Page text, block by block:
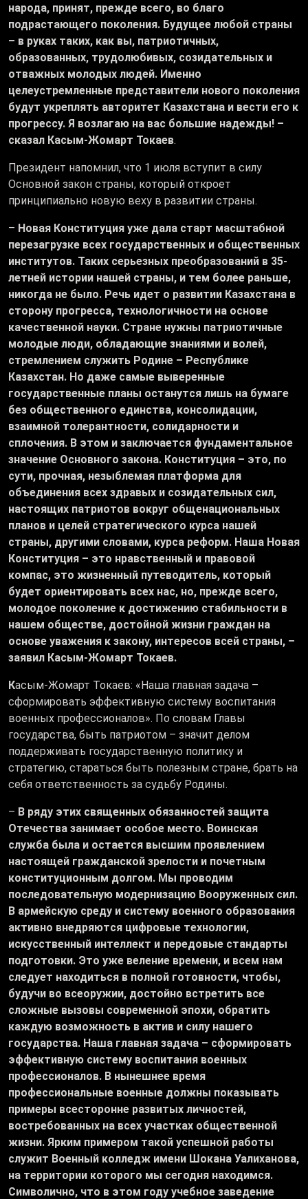
народа, принят, прежде всего, во благо
подрастающего поколения. Будущее любой страны
– в руках таких, как вы, патриотичных,
образованных, трудолюбивых, созидательных и
отважных молодых людей. Именно
целеустремленные представители нового поколения
будут укреплять авторитет Казахстана и вести его к
прогрессу. Я возлагаю на вас большие надежды! –
сказал Касым-Жомарт Токаев.
Президент напомнил, что 1 июля вступит в силу
Основной закон страны, который откроет
принципиально новую веху в развитии страны.
– Новая Конституция уже дала старт масштабной
перезагрузке всех государственных и общественных
институтов. Таких серьезных преобразований в 35-
летней истории нашей страны, и тем более раньше,
никогда не было. Речь идет о развитии Казахстана в
сторону прогресса, технологичности на основе
качественной науки. Стране нужны патриотичные
молодые люди, обладающие знаниями и волей,
стремлением служить Родине – Республике
Казахстан. Но даже самые выверенные
государственные планы останутся лишь на бумаге
без общественного единства, консолидации,
взаимной толерантности, солидарности и
сплочения. В этом и заключается фундаментальное
значение Основного закона. Конституция – это, по
сути, прочная, незыблемая платформа для
объединения всех здравых и созидательных сил,
настоящих патриотов вокруг общенациональных
планов и целей стратегического курса нашей
страны, другими словами, курса реформ. Наша Новая
Конституция – это нравственный и правовой
компас, это жизненный путеводитель, который
будет ориентировать всех нас, но, прежде всего,
молодое поколение к достижению стабильности в
нашем обществе, достойной жизни граждан на
основе уважения к закону, интересов всей страны, –
заявил Касым-Жомарт Токаев.
Касым-Жомарт Токаев: «Наша главная задача –
сформировать эффективную систему воспитания
военных профессионалов». По словам Главы
государства, быть патриотом – значит делом
поддерживать государственную политику и
стратегию, стараться быть полезным стране, брать на
себя ответственность за судьбу Родины.
– В ряду этих священных обязанностей защита
Отечества занимает особое место. Воинская
служба была и остается высшим проявлением
настоящей гражданской зрелости и почетным
конституционным долгом. Мы проводим
последовательную модернизацию Вооруженных сил.
В армейскую среду и систему военного образования
активно внедряются цифровые технологии,
искусственный интеллект и передовые стандарты
подготовки. Это уже веление времени, и всем нам
следует находиться в полной готовности, чтобы,
будучи во всеоружии, достойно встретить все
сложные вызовы современной эпохи, обратить
каждую возможность в актив и силу нашего
государства. Наша главная задача – сформировать
эффективную систему воспитания военных
профессионалов. В нынешнее время
профессиональные военные должны показывать
примеры всесторонне развитых личностей,
востребованных на всех участках общественной
жизни. Ярким примером такой успешной работы
служит Военный колледж имени Шокана Уалиханова,
на территории которого мы сегодня находимся.
Символично, что в этом году учебное заведение